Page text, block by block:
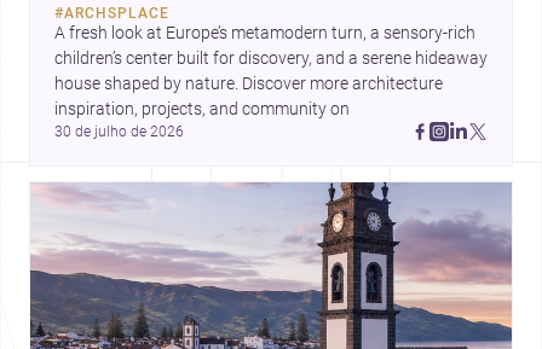
#ARCHSPLACE
A fresh look at Europe’s metamodern turn, a sensory-rich
children’s center built for discovery, and a serene hideaway
house shaped by nature. Discover more architecture
30 de julho de 2026